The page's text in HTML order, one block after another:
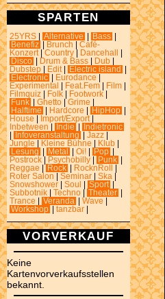
SPARTEN
25YRS Alternative Bass
Benefiz
Brunch
Café-
Konzert
Country Dancehall
Disco
Drum & Bass Dub
Dubstep
Edit Electric island
Electronic
Eurodance
Experimental
Feat.Fem Film
Filmquiz
Folk Footwork
Funk
Ghetto Grime
Halftime
Hardcore HipHop
House
Import/Export
Inbetween
Indie
Indietronic
Infoveranstaltung Jazz
Jungle
Kleine Bühne Klub
Lesung
Metal Oi! Pop
Postrock
Psychobilly Punk
Reggae
Rock RocknRoll
Roter Salon
Seminar Ska
Snowshower
Soul Sport
Subbotnik
Techno Theater
Trance
Veranda Wave
Workshop
tanzbar
VORVERKAUF
Keine
Kartenvorverkaufsstellen
bekannt.